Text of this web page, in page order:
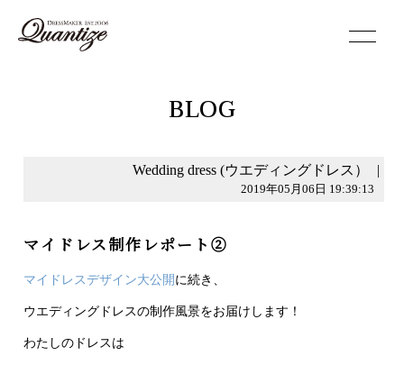
BLOG
Wedding dress (ウエディングドレス） |
2019年05月06日 19:39:13
マイドレス制作レポート②
マイドレスデザイン大公開に続き、
ウエディングドレスの制作風景をお届けします！
わたしのドレスは